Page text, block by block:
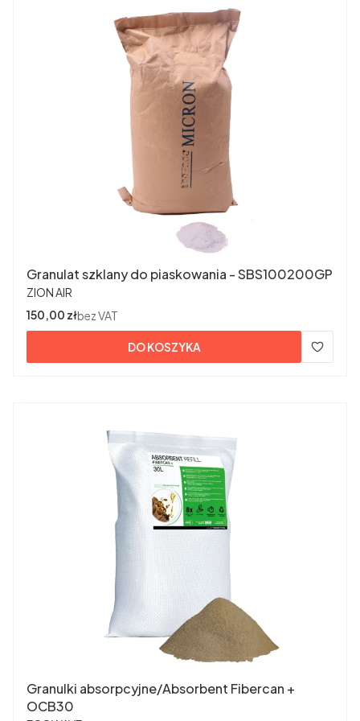
Granulat szklany do piaskowania - SBS100200GP
PRODUCENT
ZION AIR
Cena
150,00 złbez VAT
DO KOSZYKA
Granulki absorpcyjne/Absorbent Fibercan +
OCB30